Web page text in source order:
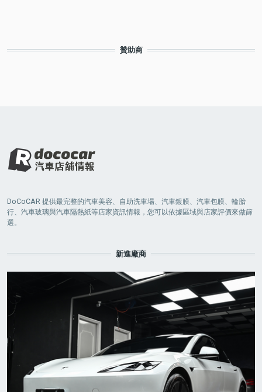
贊助商
DoCoCAR 提供最完整的汽車美容、自助洗車場、汽車鍍膜、汽車包膜、輪胎
行、汽車玻璃與汽車隔熱紙等店家資訊情報，您可以依據區域與店家評價來做篩
選。
新進廠商